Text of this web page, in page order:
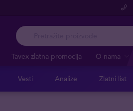
Tavex zlatna promocija O nama
Vesti Analize Zlatni list